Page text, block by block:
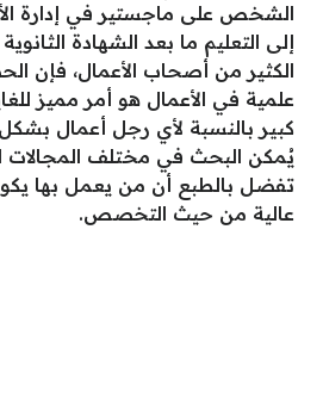
الشخص على ماجستير في إدارة
إلى التعليم ما بعد الشهادة
الكثير من أصحاب الأعمال، فإن
علمية في الأعمال هو أمر مميز
كبير بالنسبة لأي رجل أعمال
يُمكن البحث في مختلف المجالات
تفضل بالطبع أن من يعمل بها
عالية من حيث التخصص.